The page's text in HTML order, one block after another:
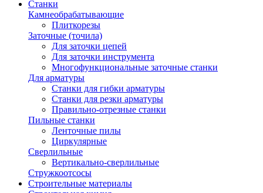
Станки
Камнеобрабатывающие
Плиткорезы
Заточные (точила)
Для заточки цепей
Для заточки инструмента
Многофункциональные заточные станки
Для арматуры
Станки для гибки арматуры
Станки для резки арматуры
Правильно-отрезные станки
Пильные станки
Ленточные пилы
Циркулярные
Сверлильные
Вертикально-сверлильные
Стружкоотсосы
Строительные материалы